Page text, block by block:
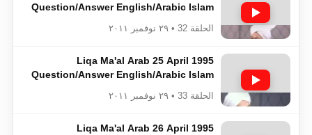
Question/Answer English/Arabic Islam
الحلقة 32 • ٢٩ نوفمبر ٢٠١١
Liqa Ma'al Arab 25 April 1995
Question/Answer English/Arabic Islam
الحلقة 33 • ٢٩ نوفمبر ٢٠١١
Liqa Ma'al Arab 26 April 1995